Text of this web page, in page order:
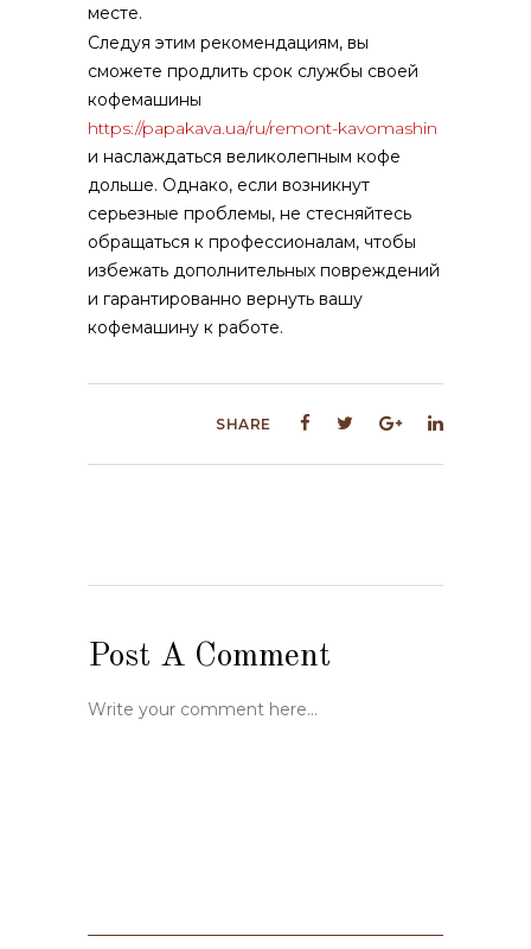
месте.
Следуя этим рекомендациям, вы
сможете продлить срок службы своей
кофемашины
https://papakava.ua/ru/remont-kavomashin
и наслаждаться великолепным кофе
дольше. Однако, если возникнут
серьезные проблемы, не стесняйтесь
обращаться к профессионалам, чтобы
избежать дополнительных повреждений
и гарантированно вернуть вашу
кофемашину к работе.
SHARE
Post A Comment